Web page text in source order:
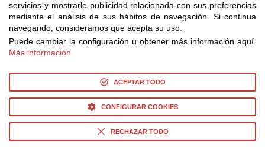
de 25 proveedores
© Copyright 2014-2026 Ociocultura Network SL. - All Rights
Reserved
servicios y mostrarle publicidad relacionada con sus preferencias
mediante el análisis de sus hábitos de navegación. Si continua
navegando, consideramos que acepta su uso.
Puede cambiar la configuración u obtener más información aquí.
Más información
ACEPTAR TODO
CONFIGURAR COOKIES
RECHAZAR TODO